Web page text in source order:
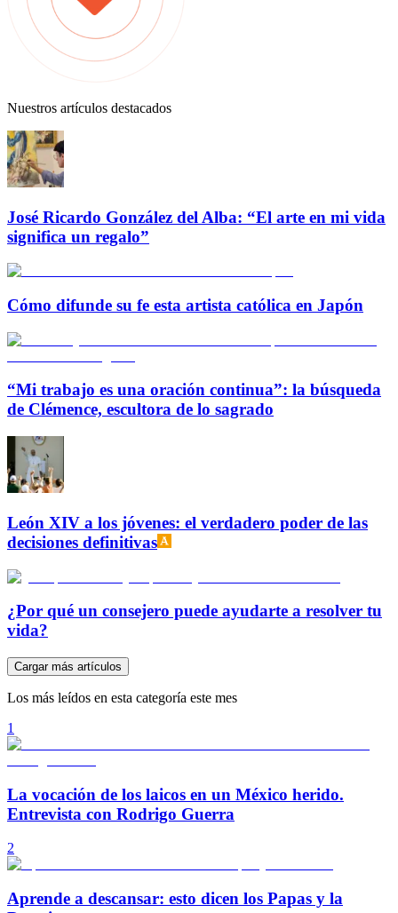
Nuestros artículos destacados
José Ricardo González del Alba: “El arte en mi vida
significa un regalo”
Cómo difunde su fe esta artista católica en Japón
“Mi trabajo es una oración continua”: la búsqueda
de Clémence, escultora de lo sagrado
León XIV a los jóvenes: el verdadero poder de las
decisiones definitivas
¿Por qué un consejero puede ayudarte a resolver tu
vida?
Cargar más artículos
Los más leídos en esta categoría este mes
1
La vocación de los laicos en un México herido.
Entrevista con Rodrigo Guerra
2
Aprende a descansar: esto dicen los Papas y la